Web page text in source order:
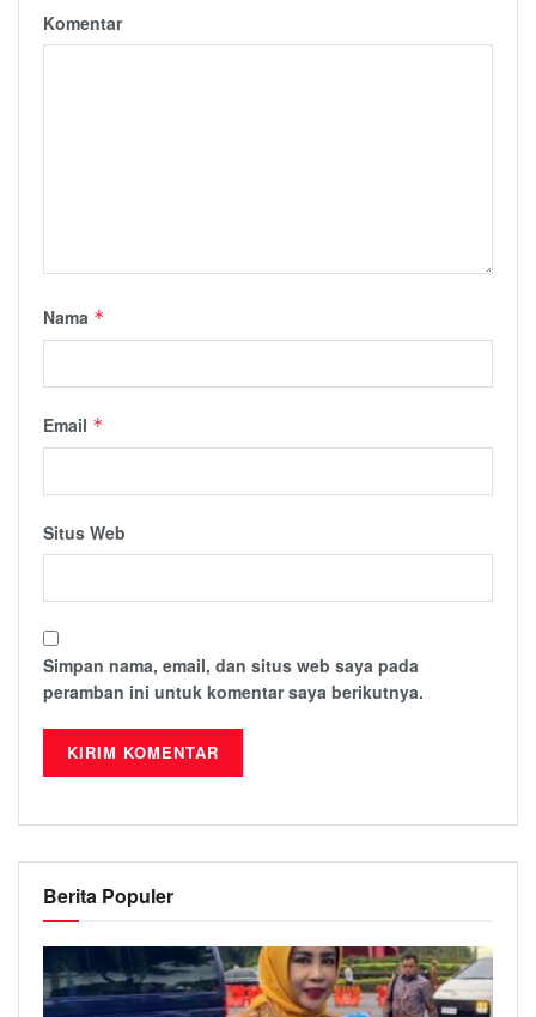
Komentar
Nama *
Email *
Situs Web
Simpan nama, email, dan situs web saya pada
peramban ini untuk komentar saya berikutnya.
Berita Populer